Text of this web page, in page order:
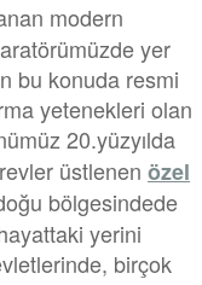
modern
yer
bu konuda resmi
yetenekleri olan
20.yüzyılda
üstlenen özel
bölgesindede
yerini
birçok